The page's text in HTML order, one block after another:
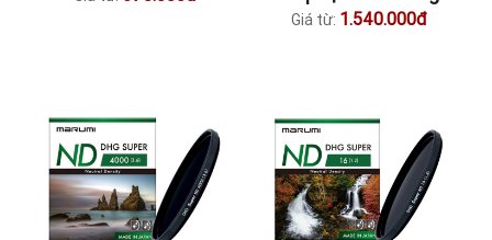
Giá từ: 1.540.000đ